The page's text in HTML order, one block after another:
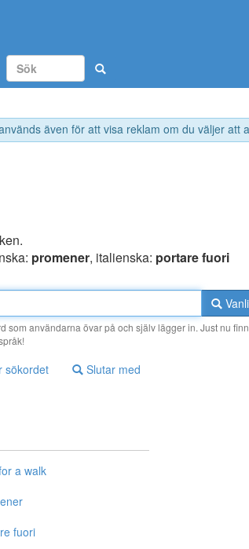
även för att visa reklam om du väljer att
promener, italienska: portare fuori
som användarna övar på och själv lägger in. Just nu
sökordet Slutar med
a walk
fuori